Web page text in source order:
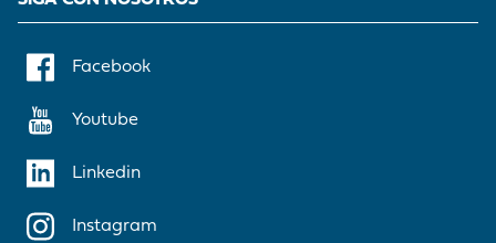
Facebook
Youtube
Linkedin
Instagram